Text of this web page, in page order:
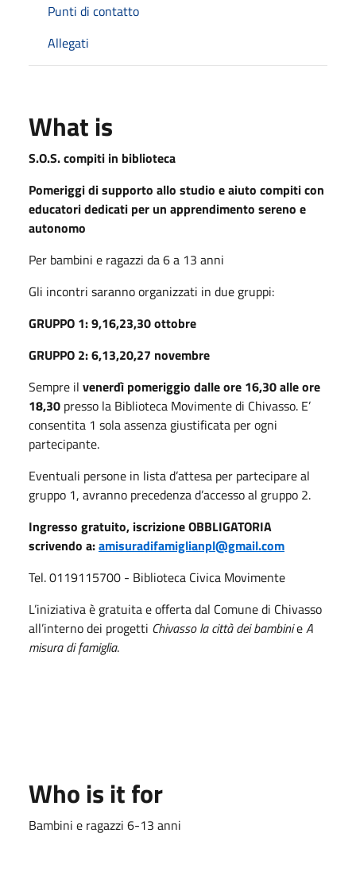
Punti di contatto
Allegati
What is
S.O.S. compiti in biblioteca
Pomeriggi di supporto allo studio e aiuto compiti con
educatori dedicati per un apprendimento sereno e
autonomo
Per bambini e ragazzi da 6 a 13 anni
Gli incontri saranno organizzati in due gruppi:
GRUPPO 1: 9,16,23,30 ottobre
GRUPPO 2: 6,13,20,27 novembre
Sempre il venerdì pomeriggio dalle ore 16,30 alle ore
18,30 presso la Biblioteca Movimente di Chivasso. E’
consentita 1 sola assenza giustificata per ogni
partecipante.
Eventuali persone in lista d’attesa per partecipare al
gruppo 1, avranno precedenza d’accesso al gruppo 2.
Ingresso gratuito, iscrizione OBBLIGATORIA
scrivendo a:amisuradifamiglianpl@gmail.com
Tel. 0119115700 - Biblioteca Civica Movimente
L’iniziativa è gratuita e offerta dal Comune di Chivasso
all’interno dei progetti Chivasso la città dei bambinieA
misura di famiglia.
Who is it for
Bambini e ragazzi 6-13 anni